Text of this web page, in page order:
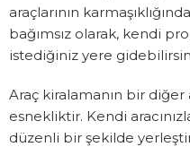
araçlarının
bağımsız olarak, kendi
istediğiniz yere
Araç kiralamanın bir diğer
esnekliktir. Kendi
düzenli bir şekilde